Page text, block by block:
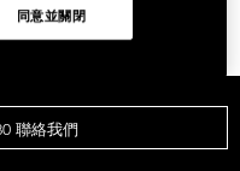
聯絡我們
同意並關閉